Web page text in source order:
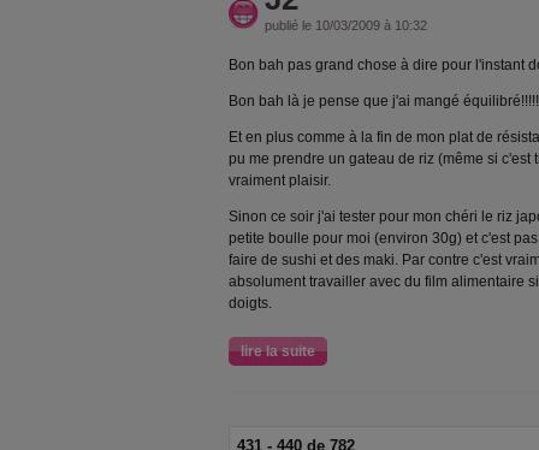
publié le 10/03/2009 à 10:32
Bon bah pas grand chose à dire pour l'instant
Bon bah là je pense que j'ai mangé équilibré!!!!!
Et en plus comme à la fin de mon plat de
pu me prendre un gateau de riz (même si c'est
vraiment plaisir.
Sinon ce soir j'ai tester pour mon chéri le riz
petite boulle pour moi (environ 30g) et c'est
faire de sushi et des maki. Par contre c'est
absolument travailler avec du film alimentaire
doigts.
lire la suite
431 - 440 de 782